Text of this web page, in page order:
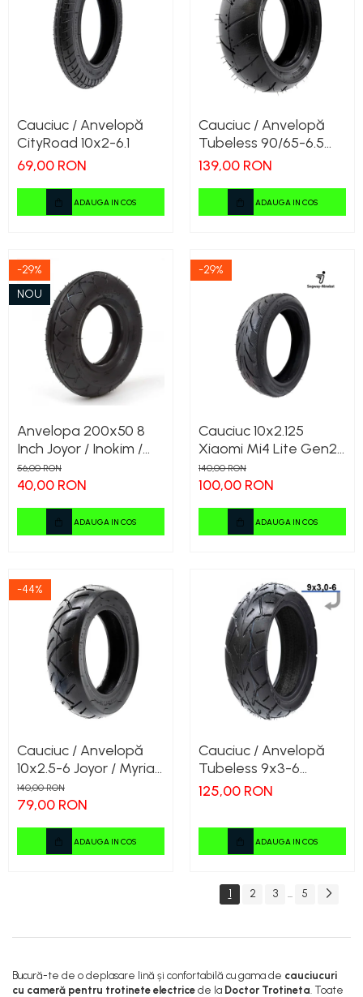
Cauciuc / Anvelopă
CityRoad 10x2-6.1
69,00 RON
ADAUGA IN COS
Cauciuc / Anvelopă
Tubeless 90/65-6.5
Kukirin G4 - Sosea
139,00 RON
ADAUGA IN COS
-29%
NOU
Anvelopa 200x50 8
Inch Joyor / Inokim /
Myria Compatibil
56,00 RON
40,00 RON
ADAUGA IN COS
-29%
Cauciuc 10x2.125
Xiaomi Mi4 Lite Gen2 /
Ninebot F25 / F30 / F40
140,00 RON
100,00 RON
ADAUGA IN COS
-44%
Cauciuc / Anvelopă
10x2.5-6 Joyor / Myria /
Dakor / Vsett / Zero
140,00 RON
79,00 RON
ADAUGA IN COS
Cauciuc / Anvelopă
Tubeless 9x3-6
TUVOT Speedxman
125,00 RON
ADAUGA IN COS
1 2 3 ... 5
Bucură-te de o deplasare lină și confortabilă cu gama de cauciucuri
cu cameră pentru trotinete electrice de la Doctor Trotineta. Toate